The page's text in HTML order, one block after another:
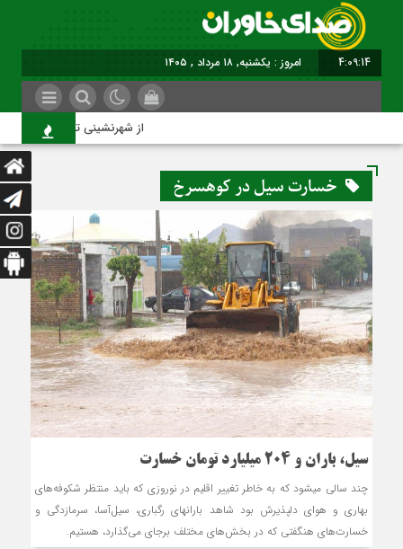
4:09:14 امروز : یکشنبه, ۱۸ مرداد , ۱۴۰۵
از شهرنشینی تا شهروندی
خسارت سیل در کوهسرخ
سیل، باران و 204 میلیارد تومان خسارت
چند سالی می‎شود که به خاطر تغییر اقلیم در نوروزی که باید منتظر شکوفه‌های
بهاری و هوای دلپذیرش بود شاهد باران‎های رگباری، سیل‌آسا، سرمازدگی و
خسارت‌های هنگفتی که در بخش‌های مختلف برجای می‌گذارد، هستیم.